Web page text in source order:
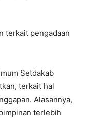
terkait pengadaan
Setdakab
terkait hal
Alasannya,
terlebih